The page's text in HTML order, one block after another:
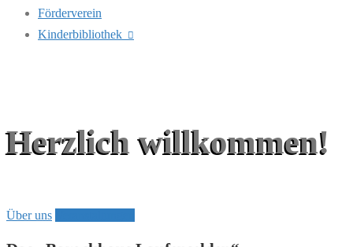
Förderverein
Kinderbibliothek
Herzlich willkommen!
Über uns